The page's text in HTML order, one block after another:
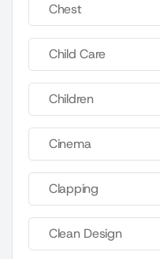
Chest
Child Care
Children
Cinema
Clapping
Clean Design